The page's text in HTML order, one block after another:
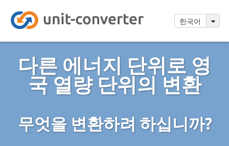
한국어
다른 에너지 단위로 영
국 열량 단위의 변환
무엇을 변환하려 하십니까?